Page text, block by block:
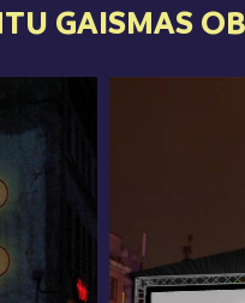
GAISMAS